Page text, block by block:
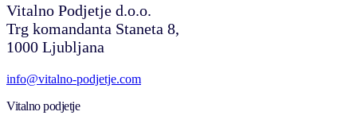
Vitalno Podjetje d.o.o.
Trg komandanta Staneta 8,
1000 Ljubljana
info@vitalno-podjetje.com
Vitalno podjetje